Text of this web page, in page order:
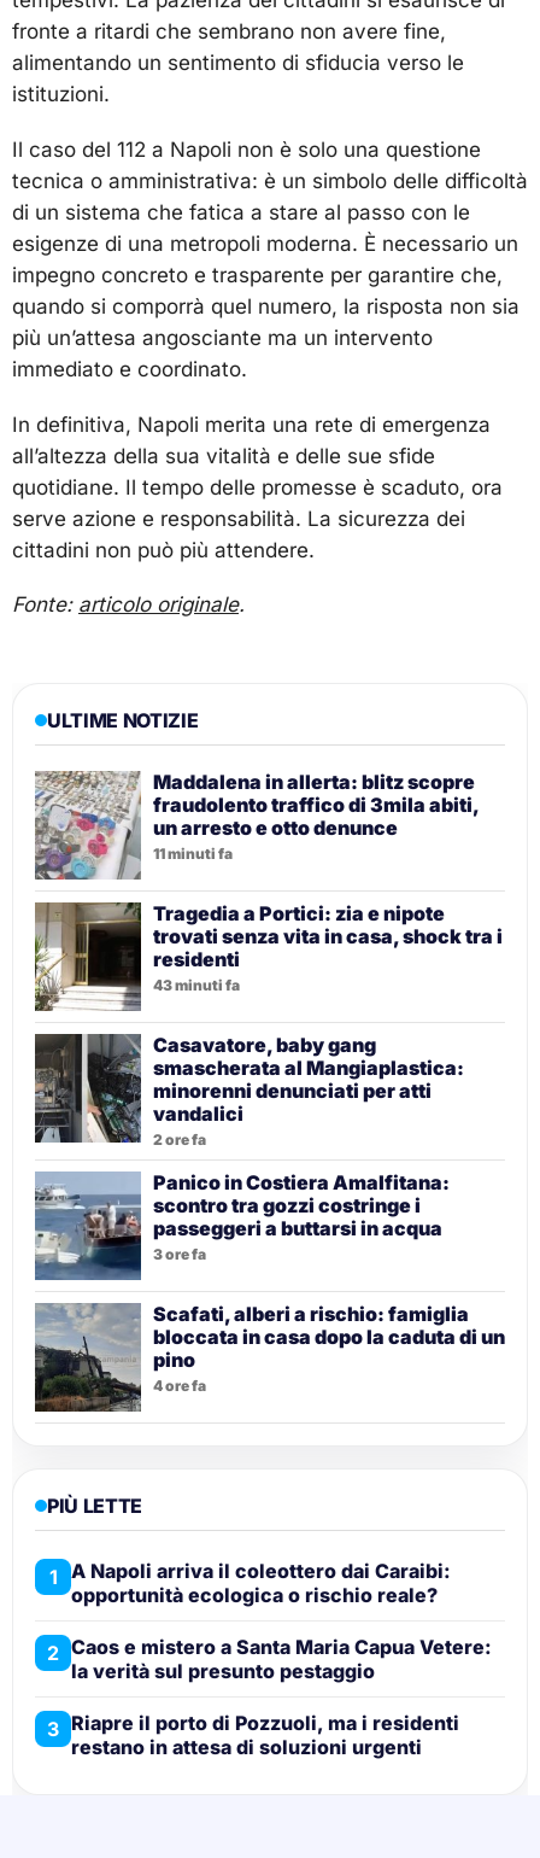
fronte a ritardi che sembrano non avere fine,
alimentando un sentimento di sfiducia verso le
istituzioni.
Il caso del 112 a Napoli non è solo una questione
tecnica o amministrativa: è un simbolo delle difficoltà
di un sistema che fatica a stare al passo con le
esigenze di una metropoli moderna. È necessario un
impegno concreto e trasparente per garantire che,
quando si comporrà quel numero, la risposta non sia
più un’attesa angosciante ma un intervento
immediato e coordinato.
In definitiva, Napoli merita una rete di emergenza
all’altezza della sua vitalità e delle sue sfide
quotidiane. Il tempo delle promesse è scaduto, ora
serve azione e responsabilità. La sicurezza dei
cittadini non può più attendere.
Fonte: articolo originale.
ULTIME NOTIZIE
Maddalena in allerta: blitz scopre
fraudolento traffico di 3mila abiti,
un arresto e otto denunce
11 minuti fa
Tragedia a Portici: zia e nipote
trovati senza vita in casa, shock tra i
residenti
43 minuti fa
Casavatore, baby gang
smascherata al Mangiaplastica:
minorenni denunciati per atti
vandalici
2 ore fa
Panico in Costiera Amalfitana:
scontro tra gozzi costringe i
passeggeri a buttarsi in acqua
3 ore fa
Scafati, alberi a rischio: famiglia
bloccata in casa dopo la caduta di un
pino
4 ore fa
PIÙ LETTE
1 A Napoli arriva il coleottero dai Caraibi:
opportunità ecologica o rischio reale?
2 Caos e mistero a Santa Maria Capua Vetere:
la verità sul presunto pestaggio
3 Riapre il porto di Pozzuoli, ma i residenti
restano in attesa di soluzioni urgenti